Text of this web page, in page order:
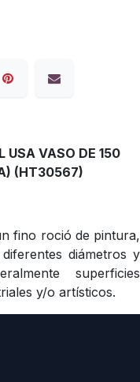
USA VASO DE 150
(HT30567)
fino roció de pintura,
diámetros y
superficies
y/o artísticos.